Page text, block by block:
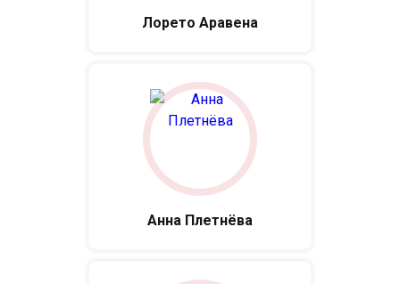
Лорето Аравена
Анна Плетнёва